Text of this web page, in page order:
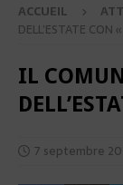
ACCUEIL
DELL’ESTATE CON
IL
7 septembre